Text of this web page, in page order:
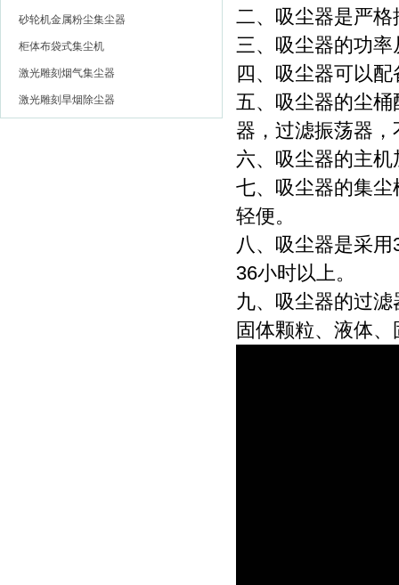
砂轮机金属粉尘集尘器
柜体布袋式集尘机
激光雕刻烟气集尘器
激光雕刻旱烟除尘器
二、吸尘器是严
三、吸尘器的功
四、吸尘器可以
五、吸尘器的尘
器，过滤振荡器
六、吸尘器的主
七、吸尘器的集
轻便。
八、吸尘器是采
36小时以上。
九、吸尘器的过
固体颗粒、液体